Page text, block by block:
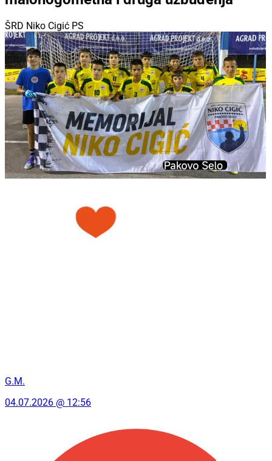
ŠRD Niko Cigić PS
G.M.
04.07.2026 @ 12:56